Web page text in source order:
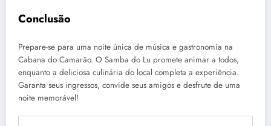
Conclusão
Prepare-se para uma noite única de música e gastronomia na
Cabana do Camarão. O Samba do Lu promete animar a todos,
enquanto a deliciosa culinária do local completa a experiência.
Garanta seus ingressos, convide seus amigos e desfrute de uma
noite memorável!